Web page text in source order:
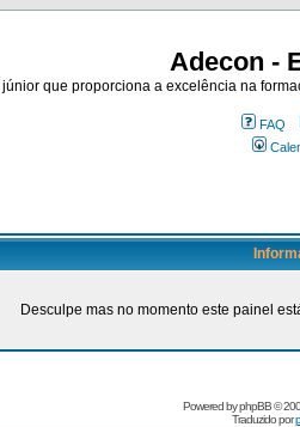
Adecon -
que proporciona a excelência na
FAQ
Desculpe mas no momento este painel
Powered byphpBB©
Traduzido por